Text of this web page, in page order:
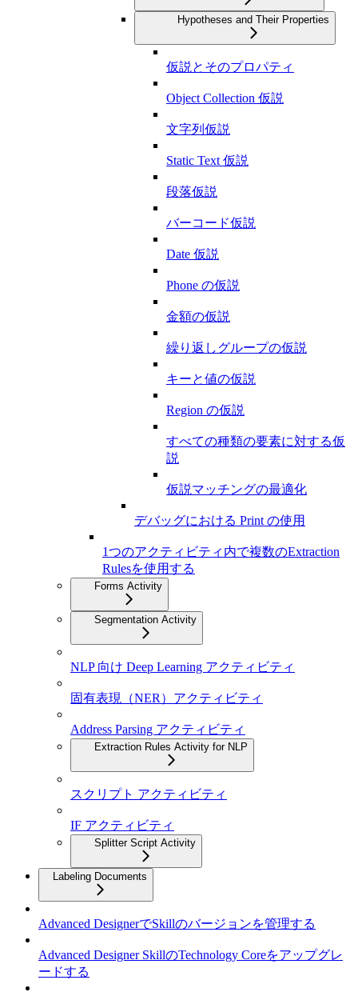
Hypotheses and Their Properties
仮説とそのプロパティ
Object Collection 仮説
文字列仮説
Static Text 仮説
段落仮説
バーコード仮説
Date 仮説
Phone の仮説
金額の仮説
繰り返しグループの仮説
キーと値の仮説
Region の仮説
すべての種類の要素に対する仮
説
仮説マッチングの最適化
デバッグにおける Print の使用
1つのアクティビティ内で複数のExtraction
Rulesを使用する
Forms Activity
Segmentation Activity
NLP 向け Deep Learning アクティビティ
固有表現（NER）アクティビティ
Address Parsing アクティビティ
Extraction Rules Activity for NLP
スクリプト アクティビティ
IF アクティビティ
Splitter Script Activity
Labeling Documents
Advanced DesignerでSkillのバージョンを管理する
Advanced Designer SkillのTechnology Coreをアップグレ
ードする